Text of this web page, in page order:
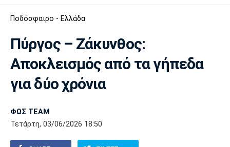
ΠΟΔΟΣΦΑΙΡΟ
ΒΟΛΕΪ
AUTO-MOTO PLUS
Ποδόσφαιρο
Super League 1
Super League 2
Ελλάδα
Μπάσκετ
Ελλάδα
EuroLeague
Ολυμπιακοί Αγώνες
Πόλο
Ολυμπιακός ΑΕΚ ΠΑΟΚ
Παναθηναϊκός Ατρόμητος
Ποδόσφαιρο - Ελλάδα
Πύργος – Ζάκυνθος:
Αποκλεισμός από τα γήπεδα
για δύο χρόνια
ΦΩΣ TEAM
Τετάρτη, 03/06/2026 18:50